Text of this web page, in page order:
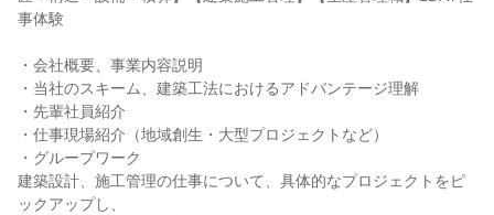
事体験
・会社概要、事業内容説明
・当社のスキーム、建築工法におけるアドバンテージ理解
・先輩社員紹介
・仕事現場紹介（地域創生・大型プロジェクトなど）
・グループワーク
建築設計、施工管理の仕事について、具体的なプロジェクトをピ
ックアップし、